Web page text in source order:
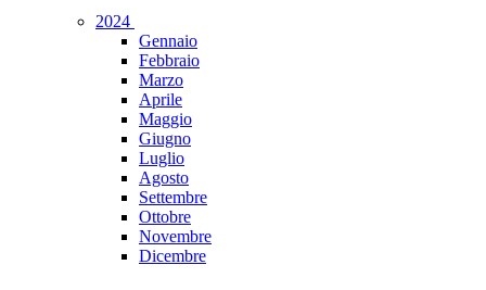
2024
Gennaio
Febbraio
Marzo
Aprile
Maggio
Giugno
Luglio
Agosto
Settembre
Ottobre
Novembre
Dicembre